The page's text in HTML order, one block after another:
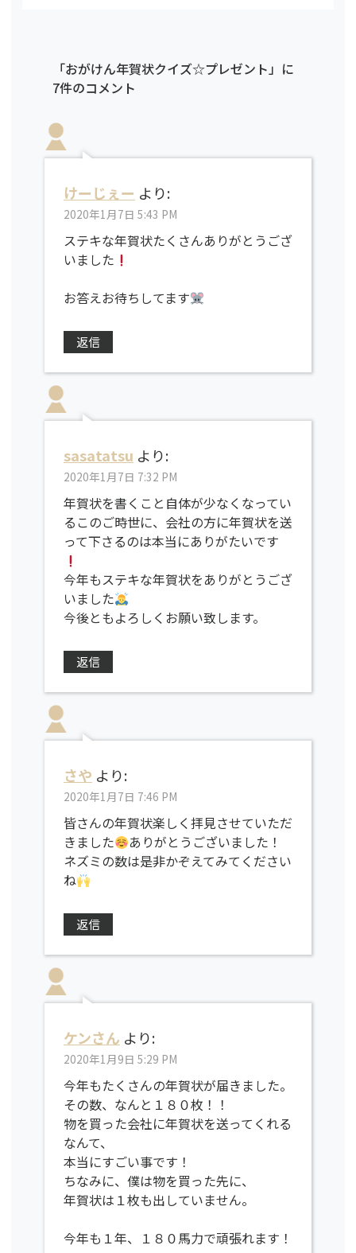
「おがけん年賀状クイズ☆プレゼント」に
7件のコメント
けーじぇー より:
2020年1月7日 5:43 PM
ステキな年賀状たくさんありがとうござ
いました
お答えお待ちしてます
返信
sasatatsu より:
2020年1月7日 7:32 PM
年賀状を書くこと自体が少なくなってい
るこのご時世に、会社の方に年賀状を送
って下さるのは本当にありがたいです
今年もステキな年賀状をありがとうござ
いました
今後ともよろしくお願い致します。
返信
さや より:
2020年1月7日 7:46 PM
皆さんの年賀状楽しく拝見させていただ
きました
ありがとうございました！
ネズミの数は是非かぞえてみてください
ね
返信
ケンさん より:
2020年1月9日 5:29 PM
今年もたくさんの年賀状が届きました。
その数、なんと１８０枚！！
物を買った会社に年賀状を送ってくれる
なんて、
本当にすごい事です！
ちなみに、僕は物を買った先に、
年賀状は１枚も出していません。
今年も１年、１８０馬力で頑張れます！